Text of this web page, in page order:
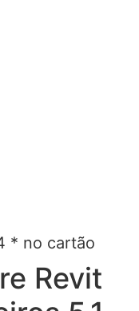
* no cartão
Revit